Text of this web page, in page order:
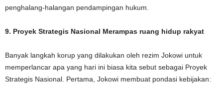
penghalang-halangan pendampingan hukum.
9. Proyek Strategis Nasional Merampas ruang hidup rakyat
Banyak langkah korup yang dilakukan oleh rezim Jokowi untuk
memperlancar apa yang hari ini biasa kita sebut sebagai Proyek
Strategis Nasional. Pertama, Jokowi membuat pondasi kebijakan: